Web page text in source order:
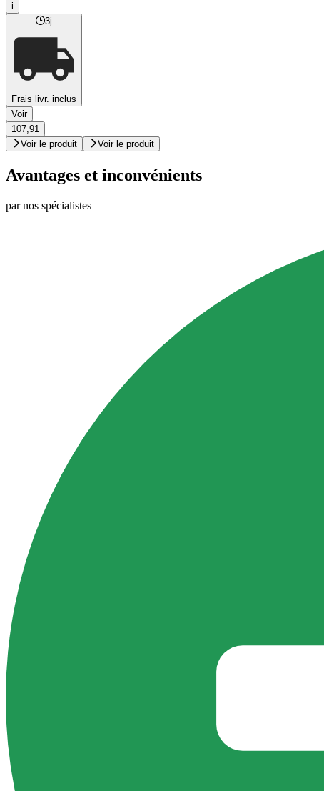
i
3j
Frais livr. inclus
Voir
107,91
Voir le produit
Voir le produit
Avantages et inconvénients
par nos spécialistes